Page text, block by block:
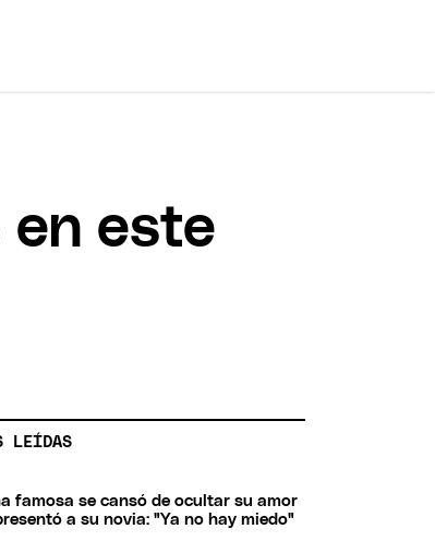
este
LEÍDAS
famosa se cansó de ocultar su amor
a su novia: "Ya no hay miedo"